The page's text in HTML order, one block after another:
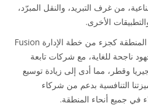
من غرف التبريد، والنقل المبرّد،
الأخرى.
نواصل زيادة رؤيتنا وتواجدنا في المنطقة كجزء من خطة الإدارة Fusion
ناجحة للغاية، مع شركات تابعة
وقطر، مما أدى إلى زيادة توسيع
التنافسية بدعم من شركاء
في جميع أنحاء المنطقة.